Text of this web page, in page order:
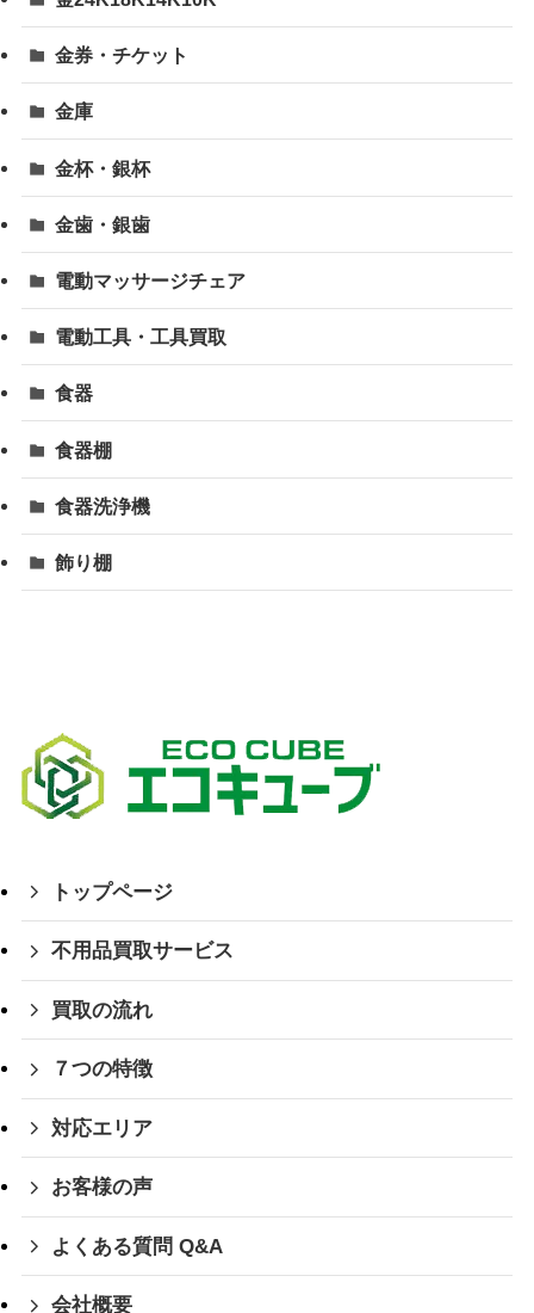
金券・チケット
金庫
金杯・銀杯
金歯・銀歯
電動マッサージチェア
電動工具・工具買取
食器
食器棚
食器洗浄機
飾り棚
トップページ
不用品買取サービス
買取の流れ
７つの特徴
対応エリア
お客様の声
よくある質問 Q&A
会社概要